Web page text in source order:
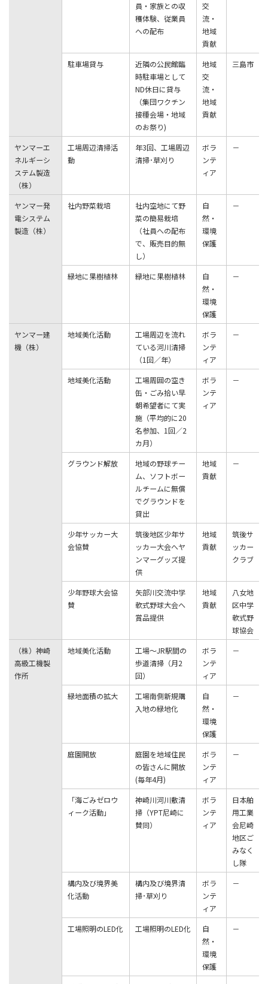
員・家族との収
穫体験、従業員
への配布
交
流・
地域
貢献
駐車場貸与
近隣の公民館臨
時駐車場として
ND休日に貸与
（集団ワクチン
接種会場・地域
のお祭り)
地域
交
流・
地域
貢献
三島市
ヤンマーエ
ネルギーシ
ステム製造
（株）
⼯場周辺清掃活
動
年3回、⼯場周辺
清掃･草刈り
ボラ
ンテ
ィア
－
ヤンマー発
電システム
製造（株）
社内野菜栽培
社内空地にて野
菜の簡易栽培
（社員への配布
で、販売⽬的無
し）
⾃
然・
環境
保護
－
緑地に果樹植林 緑地に果樹植林
⾃
然・
環境
保護
－
ヤンマー建
機（株）
地域美化活動
⼯場周辺を流れ
ている河川清掃
（1回／年）
ボラ
ンテ
ィア
－
地域美化活動
⼯場周囲の空き
⽸・ごみ拾い早
朝希望者にて実
施（平均的に20
名参加、1回／2
カ⽉）
ボラ
ンテ
ィア
－
グラウンド解放
地域の野球チー
ム、ソフトボー
ルチームに無償
でグラウンドを
貸出
地域
貢献
－
少年サッカー大
会協賛
筑後地区少年サ
ッカー大会へヤ
ンマーグッズ提
供
地域
貢献
筑後サ
ッカー
クラブ
少年野球大会協
賛
矢部川交流中学
軟式野球大会へ
賞品提供
地域
貢献
八女地
区中学
軟式野
球協会
（株）神崎
⾼級⼯機製
作所
地域美化活動
⼯場〜JR駅間の
歩道清掃（⽉2
回）
ボラ
ンテ
ィア
－
緑地⾯積の拡⼤
⼯場南側新規購
⼊地の緑地化
⾃
然・
環境
保護
－
庭園開放
庭園を地域住民
の皆さんに開放
(毎年4月)
ボラ
ンテ
ィア
－
「海ごみゼロウ
ィーク活動」
神崎川河川敷清
掃（YPT尼崎に
賛同）
ボラ
ンテ
ィア
⽇本舶
⽤⼯業
会尼崎
地区ご
みなく
し隊
構内及び境界美
化活動
構内及び境界清
掃･草刈り
ボラ
ンテ
ィア
－
⼯場照明のLED化 ⼯場照明のLED化
⾃
然・
環境
保護
－